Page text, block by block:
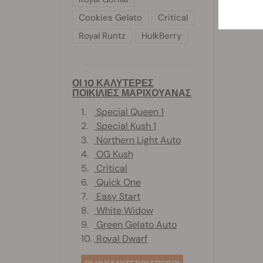
Cookies Gelato
Critical
Royal Runtz
HulkBerry
ΟΙ 10 ΚΑΛΥΤΕΡΕΣ
ΠΟΙΚΙΛΙΕΣ ΜΑΡΙΧΟΥΑΝΑΣ
1.
Special Queen 1
2.
Special Kush 1
3.
Northern Light Auto
4.
OG Kush
5.
Critical
6.
Quick One
7.
Easy Start
8.
White Widow
9.
Green Gelato Auto
10. Royal Dwarf